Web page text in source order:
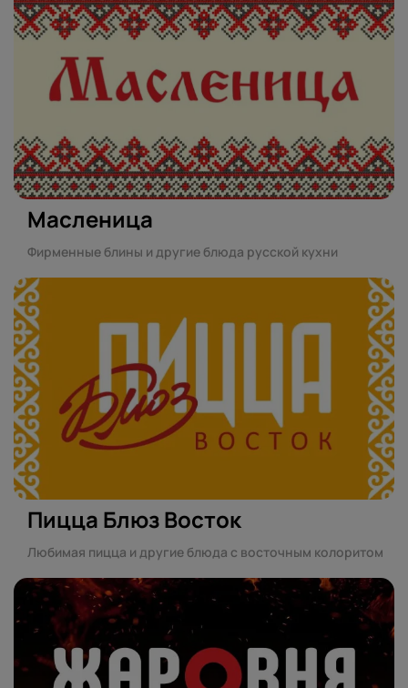
Масленица
Фирменные блины и другие блюда русской кухни
Пицца Блюз Восток
Любимая пицца и другие блюда с восточным колоритом